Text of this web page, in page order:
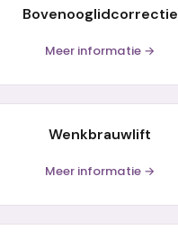
Bovenooglidcorrectie
Meer informatie →
Wenkbrauwlift
Meer informatie →